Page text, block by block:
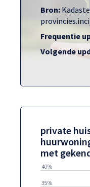
Bron:
Frequentie
Volgende
private
met
35%
40%